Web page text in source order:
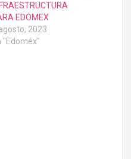
EDOMEX
2023
"Edoméx"